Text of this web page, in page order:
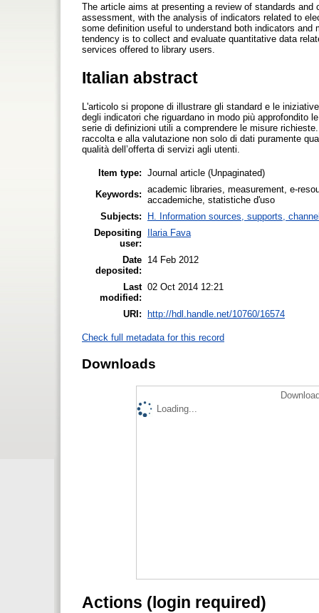
The article aims at presenting a review of standards
assessment, with the analysis of indicators related to
some definition useful to understand both indicators
tendency is to collect and evaluate quantitative data
services offered to library users.
Italian abstract
L'articolo si propone di illustrare gli standard e le
degli indicatori che riguardano in modo più approfondito
serie di definizioni utili a comprendere le misure
raccolta e alla valutazione non solo di dati puramente
qualità dell’offerta di servizi agli utenti.
Item type: Journal article (Unpaginated)
Keywords: academic libraries, measurement, e-
accademiche, statistiche d'uso
Subjects:
H. Information sources, supports,
Depositing
user:
Ilaria Fava
Date
deposited:
14 Feb 2012
Last
modified:
02 Oct 2014 12:21
URI: http://hdl.handle.net/10760/16574
Check full metadata for this record
Downloads
Loading...
Actions (login required)